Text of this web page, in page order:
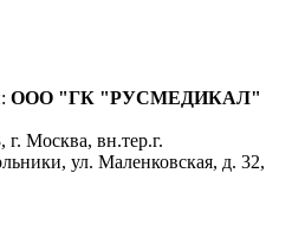
ООО "ГК "РУСМЕДИКАЛ"
, г. Москва, вн.тер.г.
ул. Маленковская, д. 32,